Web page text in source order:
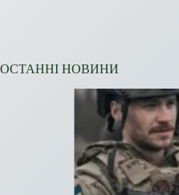
ОСТАННІ НОВИНИ